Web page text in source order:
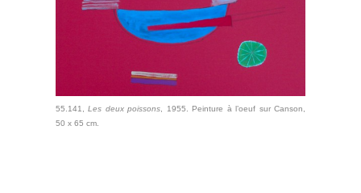
55.141,Les deux poissons , 1955. Peinture à l’oeuf sur Canson,
50 x 65 cm.